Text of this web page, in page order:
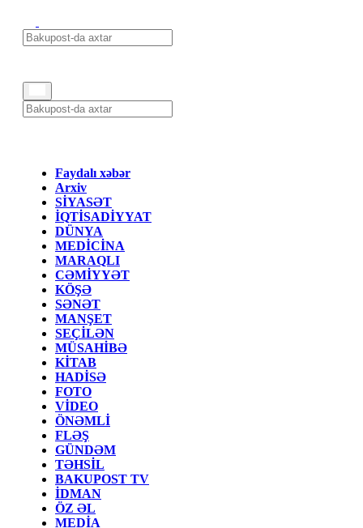
Faydalı xəbər
Arxiv
SİYASƏT
İQTİSADİYYAT
DÜNYA
MEDİCİNA
MARAQLI
CƏMİYYƏT
KÖŞƏ
SƏNƏT
MANŞET
SEÇİLƏN
MÜSAHİBƏ
KİTAB
HADİSƏ
FOTO
VİDEO
ÖNƏMLİ
FLƏŞ
GÜNDƏM
TƏHSİL
BAKUPOST TV
İDMAN
ÖZ ƏL
MEDİA